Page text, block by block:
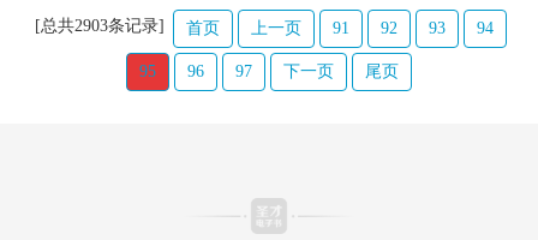
[总共2903条记录] 首页 上一页 91 92 93 94
95 96 97 下一页 尾页